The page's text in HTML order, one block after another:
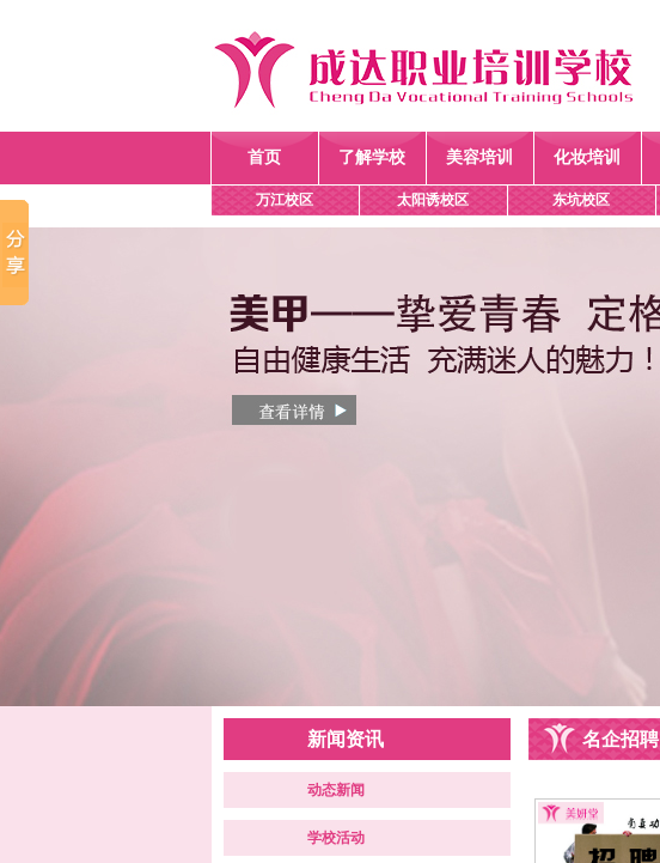
首页 了解学校 美容培训 化妆培训
万江校区 太阳诱校区 东坑校区
新闻资讯
动态新闻
学校活动
名企招聘